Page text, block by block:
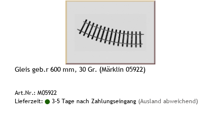
Gleis geb.r 600 mm, 30 Gr. (Märklin 05922)
Art.Nr.: M05922
Lieferzeit:
3-5 Tage nach Zahlungseingang (Ausland abweichend)